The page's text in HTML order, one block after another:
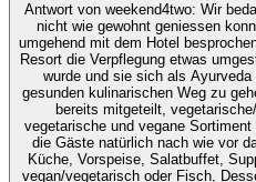
Antwort von weekend4two: Wir
nicht wie gewohnt geniessen
umgehend mit dem Hotel besprochen. Seit 08.01.2024 hat das Hotel
Resort die Verpflegung etwas
wurde und sie sich als
gesunden kulinarischen Weg zu
bereits mitgeteilt,
vegetarische und vegane
die Gäste natürlich nach wie vor
Küche, Vorspeise, Salatbuffet,
vegan/vegetarisch oder Fisch,